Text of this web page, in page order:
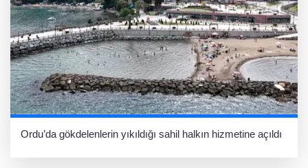
Ordu’da gökdelenlerin yıkıldığı sahil halkın hizmetine açıldı